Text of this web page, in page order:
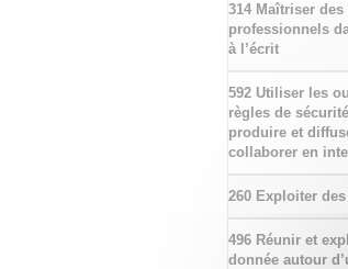
314 Maîtriser
professionnels
à l’écrit
592 Utiliser les
règles de
produire et
collaborer en
260 Exploiter
496 Réunir et
donnée autour